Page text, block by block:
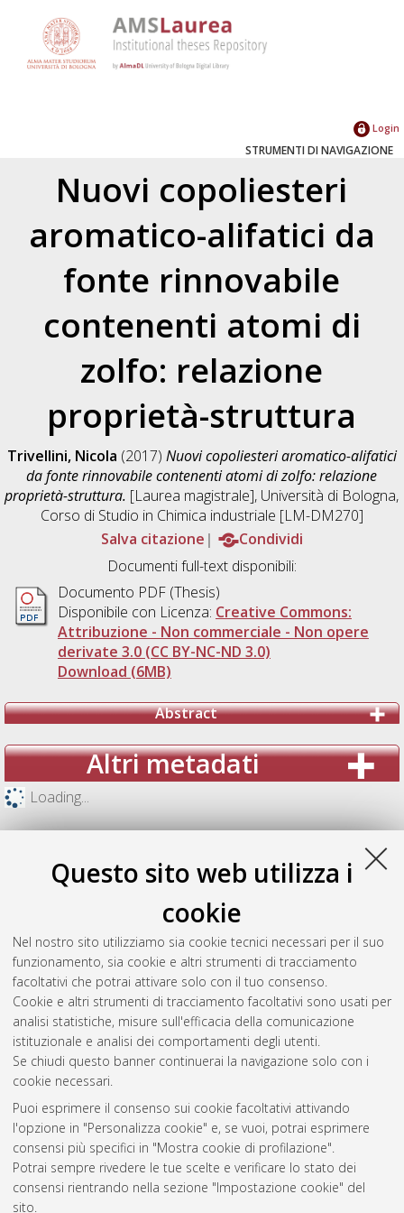
Questo sito web utilizza i
cookie
Nel nostro sito utilizziamo sia cookie tecnici necessari per il suo
funzionamento, sia cookie e altri strumenti di tracciamento
facoltativi che potrai attivare solo con il tuo consenso.
Cookie e altri strumenti di tracciamento facoltativi sono usati per
analisi statistiche, misure sull'efficacia della comunicazione
istituzionale e analisi dei comportamenti degli utenti.
Se chiudi questo banner continuerai la navigazione solo con i
cookie necessari.
Puoi esprimere il consenso sui cookie facoltativi attivando
l'opzione in "Personalizza cookie" e, se vuoi, potrai esprimere
consensi più specifici in "Mostra cookie di profilazione".
Potrai sempre rivedere le tue scelte e verificare lo stato dei
consensi rientrando nella sezione "Impostazione cookie" del
sito.
Login
STRUMENTI DI NAVIGAZIONE
Nuovi copoliesteri
aromatico-alifatici da
fonte rinnovabile
contenenti atomi di
zolfo: relazione
proprietà-struttura
Trivellini, Nicola (2017) Nuovi copoliesteri aromatico-alifatici
da fonte rinnovabile contenenti atomi di zolfo: relazione
proprietà-struttura. [Laurea magistrale], Università di Bologna,
Corso di Studio in Chimica industriale [LM-DM270]
Salva citazione
Condividi
Documenti full-text disponibili:
Documento PDF (Thesis)
Disponibile con Licenza: Creative Commons:
Attribuzione - Non commerciale - Non opere
derivate 3.0 (CC BY-NC-ND 3.0)
Download (6MB)
Abstract
Altri metadati
Loading...
Gestione del documento:
Atom
Rss 1.0
Rss 2.0